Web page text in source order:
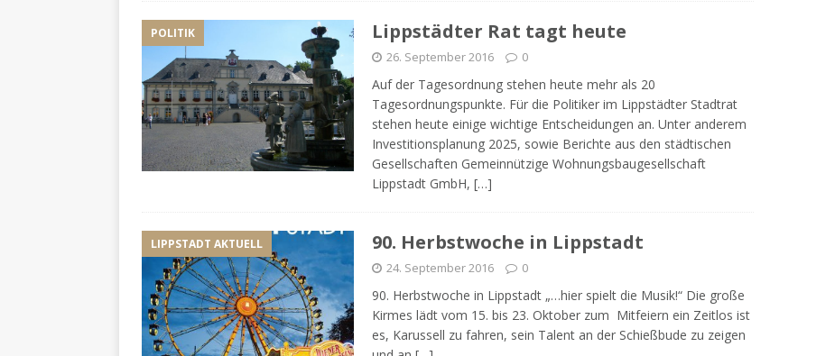
POLITIK Lippstädter Rat tagt heute
26. September 2016 0
Auf der Tagesordnung stehen heute mehr als 20
Tagesordnungspunkte. Für die Politiker im Lippstädter Stadtrat
stehen heute einige wichtige Entscheidungen an. Unter anderem
Investitionsplanung 2025, sowie Berichte aus den städtischen
Gesellschaften Gemeinnützige Wohnungsbaugesellschaft
Lippstadt GmbH, […]
LIPPSTADT AKTUELL 90. Herbstwoche in Lippstadt
24. September 2016 0
90. Herbstwoche in Lippstadt „…hier spielt die Musik!“ Die große
Kirmes lädt vom 15. bis 23. Oktober zum Mitfeiern ein Zeitlos ist
es, Karussell zu fahren, sein Talent an der Schießbude zu zeigen